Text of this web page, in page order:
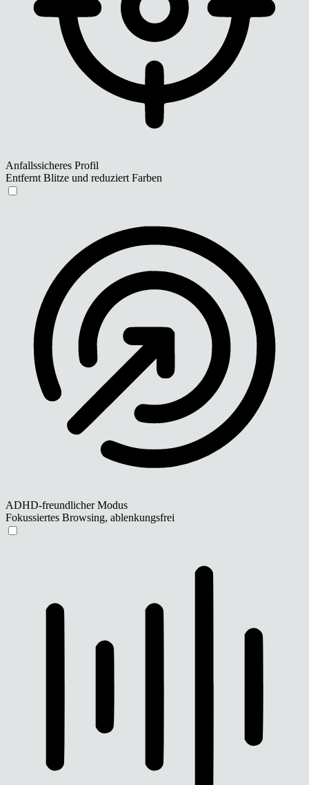
Anfallssicheres Profil
Entfernt Blitze und reduziert Farben
ADHD-freundlicher Modus
Fokussiertes Browsing, ablenkungsfrei